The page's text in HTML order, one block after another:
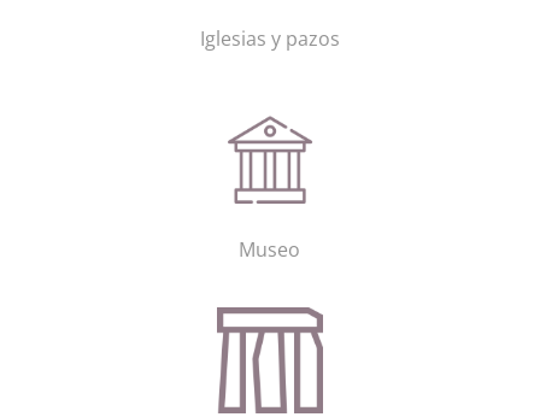
Iglesias y pazos
Museo